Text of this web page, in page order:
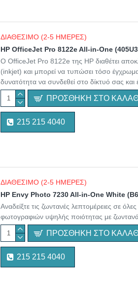
ΔΙΑΘΕΣΙΜΟ (2-5 ΗΜΕΡΕΣ)
HP OfficeJet Pro 8122e All-in-One
O OfficeJet Pro 8122e της HP διαθέτει
(inkjet) και μπορεί να τυπώσει τόσο
δυνατότητα να συνδεθεί στο δίκτυό σας
ΠΡΟΣΘΉΚΗ ΣΤΟ
215 215 4040
ΔΙΑΘΕΣΙΜΟ (2-5 ΗΜΕΡΕΣ)
HP Envy Photo 7230 All-in-One White
Αναδείξτε τις ζωντανές λεπτομέρειες σε
φωτογραφιών υψηλής ποιότητας με ζωντανά
ΠΡΟΣΘΉΚΗ ΣΤΟ
215 215 4040